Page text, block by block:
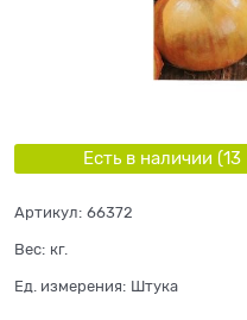
Есть в наличии (13
Артикул: 66372
Вес: кг.
Ед. измерения: Штука